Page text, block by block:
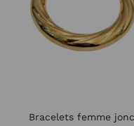
Bracelets femme jonc